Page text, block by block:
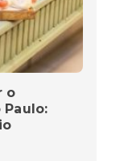
o
Paulo: